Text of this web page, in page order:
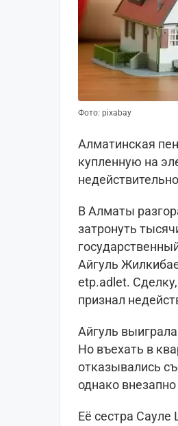
Фото: pixabay
Алматинская
купленную на
В Алматы
затронуть
Айгуль
etp.adlet.
признал
Айгуль
Но въехать в
отказывались
однако
Её сестра